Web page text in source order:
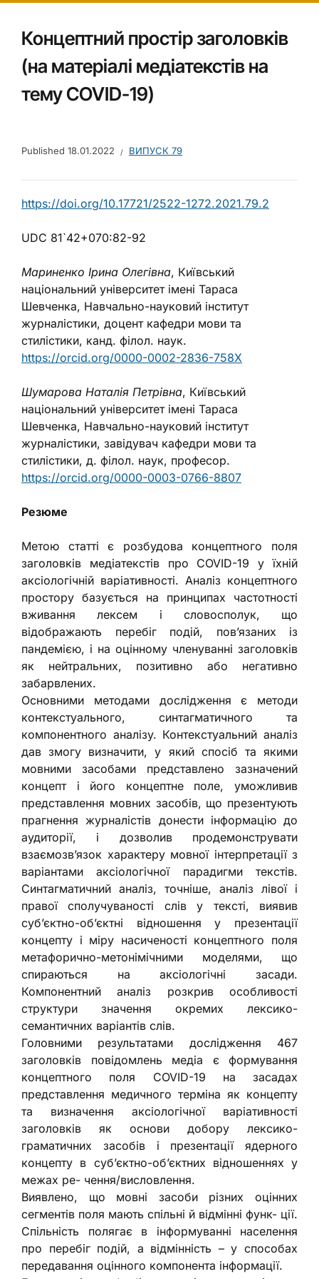
Концептний простір заголовків
(на матеріалі медіатекстів на
тему COVID-19)
Published 18.01.2022 ВИПУСК 79
https://doi.org/10.17721/2522-1272.2021.79.2
UDC 81`42+070:82-92
Мариненко Ірина Олегівна, Київський
національний університет імені Тараса
Шевченка, Навчально-науковий інститут
журналістики, доцент кафедри мови та
стилістики, канд. філол. наук.
https://orcid.org/0000-0002-2836-758X
Шумарова Наталія Петрівна, Київський
національний університет імені Тараса
Шевченка, Навчально-науковий інститут
журналістики, завідувач кафедри мови та
стилістики, д. філол. наук, професор.
https://orcid.org/0000-0003-0766-8807
Резюме
Метою статті є розбудова концептного поля
заголовків медіатекстів про COVID-19 у їхній
аксіологічній варіативності. Аналіз концептного
простору базується на принципах частотності
вживання лексем і словосполук, що
відображають перебіг подій, пов’язаних із
пандемією, і на оцінному членуванні заголовків
як нейтральних, позитивно або негативно
забарвлених.
Основними методами дослідження є методи
контекстуального, синтагматичного та
компонентного аналізу. Контекстуальний аналіз
дав змогу визначити, у який спосіб та якими
мовними засобами представлено зазначений
концепт і його концептне поле, уможливив
представлення мовних засобів, що презентують
прагнення журналістів донести інформацію до
аудиторії, і дозволив продемонструвати
взаємозв’язок характеру мовної інтерпретації з
варіантами аксіологічної парадигми текстів.
Синтагматичний аналіз, точніше, аналіз лівої і
правої сполучуваності слів у тексті, виявив
субʼєктно-обʼєктні відношення у презентації
концепту і міру насиченості концептного поля
метафорично-метонімічними моделями, що
спираються на аксіологічні засади.
Компонентний аналіз розкрив особливості
структури значення окремих лексико-
семантичних варіантів слів.
Головними результатами дослідження 467
заголовків повідомлень медіа є формування
концептного поля COVID-19 на засадах
представлення медичного терміна як концепту
та визначення аксіологічної варіативності
заголовків як основи добору лексико-
граматичних засобів і презентації ядерного
концепту в субʼєктно-обʼєктних відношеннях у
межах ре- чення/висловлення.
Виявлено, що мовні засоби різних оцінних
сегментів поля мають спільні й відмінні функ- ції.
Спільність полягає в інформуванні населення
про перебіг подій, а відмінність – у способах
передавання оцінного компонента інформації.